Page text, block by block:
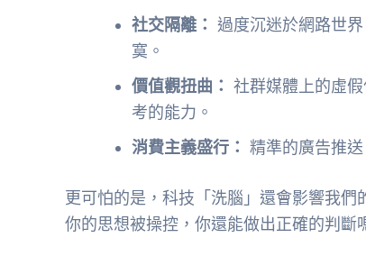
社交隔離： 過度沉迷於網路世
寞。
價值觀扭曲： 社群媒體上的虛
考的能力。
消費主義盛行： 精準的廣告推
更可怕的是，科技「洗腦」還會影響我
你的思想被操控，你還能做出正確的判斷